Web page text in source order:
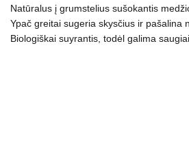
Natūralus į grumstelius sušokantis
Ypač greitai sugeria skysčius ir pašalina
Biologiškai suyrantis, todėl galima